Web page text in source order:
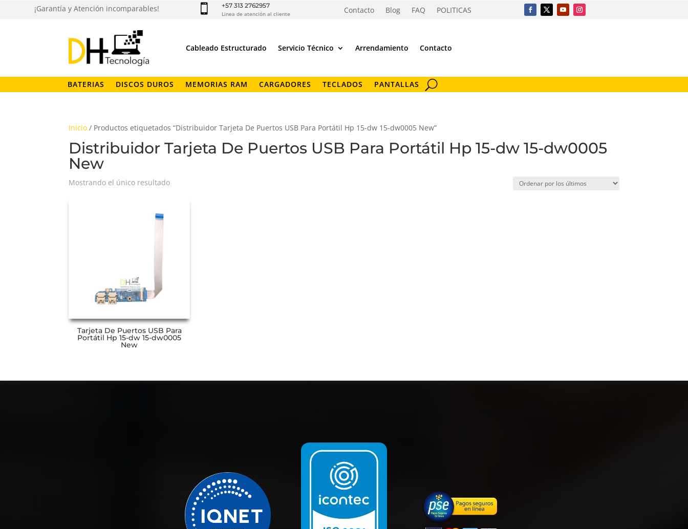
¡Garantía y Atención incomparables!  +57 313 2762957
Linea de atención al cliente Contacto Blog FAQ POLITICAS
Cableado Estructurado Servicio Técnico Arrendamiento Contacto
BATERIAS DISCOS DUROS MEMORIAS RAM CARGADORES TECLADOS PANTALLAS
Inicio / Productos etiquetados “Distribuidor Tarjeta De Puertos USB Para Portátil Hp 15-dw 15-dw0005 New”
Distribuidor Tarjeta De Puertos USB Para Portátil Hp 15-dw 15-dw0005
New
Mostrando el único resultado
Tarjeta De Puertos USB Para
Portátil Hp 15-dw 15-dw0005
New